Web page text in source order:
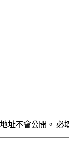
址不會公開。 必